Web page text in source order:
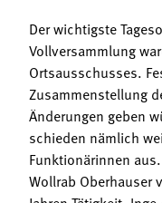
Der wichtigste
Vollversammlung
Ortsausschusses.
Zusammenstellung
Änderungen geben
schieden nämlich
Funktionärinnen
Wollrab Oberhauser